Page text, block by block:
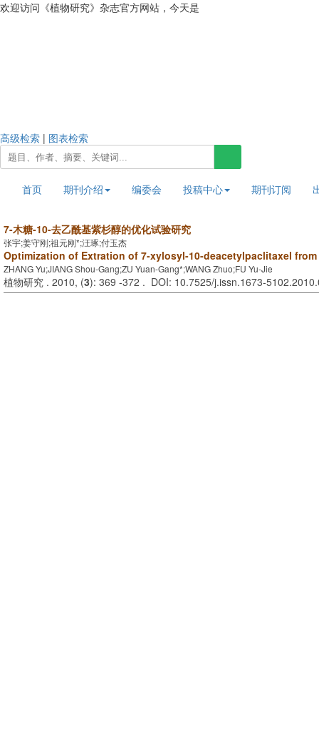
欢迎访问《植物研究》杂志官方网站，今天是
高级检索 | 图表检索
首页 期刊介绍 编委会 投稿中心 期刊订阅
7-木糖-10-去乙酰基紫杉醇的优化试验研究
张宇;姜守刚;祖元刚*;汪琢;付玉杰
Optimization of Extration of 7-xylosyl-10-deacetylpaclitaxel from
ZHANG Yu;JIANG Shou-Gang;ZU Yuan-Gang*;WANG Zhuo;FU Yu-Jie
植物研究 . 2010, (3): 369 -372 . DOI: 10.7525/j.issn.1673-